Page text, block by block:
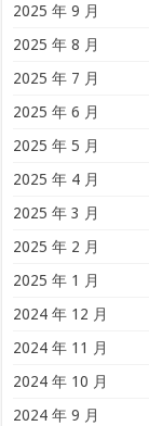
2025 年 9 月
2025 年 8 月
2025 年 7 月
2025 年 6 月
2025 年 5 月
2025 年 4 月
2025 年 3 月
2025 年 2 月
2025 年 1 月
2024 年 12 月
2024 年 11 月
2024 年 10 月
2024 年 9 月